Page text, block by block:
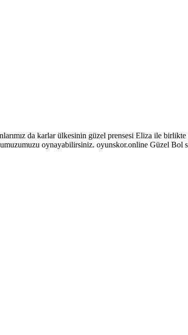
da karlar ülkesinin güzel prensesi Eliza ile
oynayabilirsiniz. oyunskor.online Güzel Bol